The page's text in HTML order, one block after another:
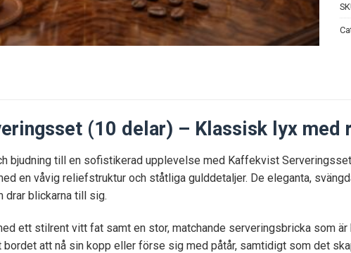
(10 delar) – Klassisk lyx med
bjudning till en sofistikerad upplevelse med Kaffekvist
en våvig reliefstruktur och ståtliga gulddetaljer. De eleganta,
drar blickarna till sig.
ett stilrent vitt fat samt en stor, matchande serveringsbricka som
att nå sin kopp eller förse sig med påtår, samtidigt som det